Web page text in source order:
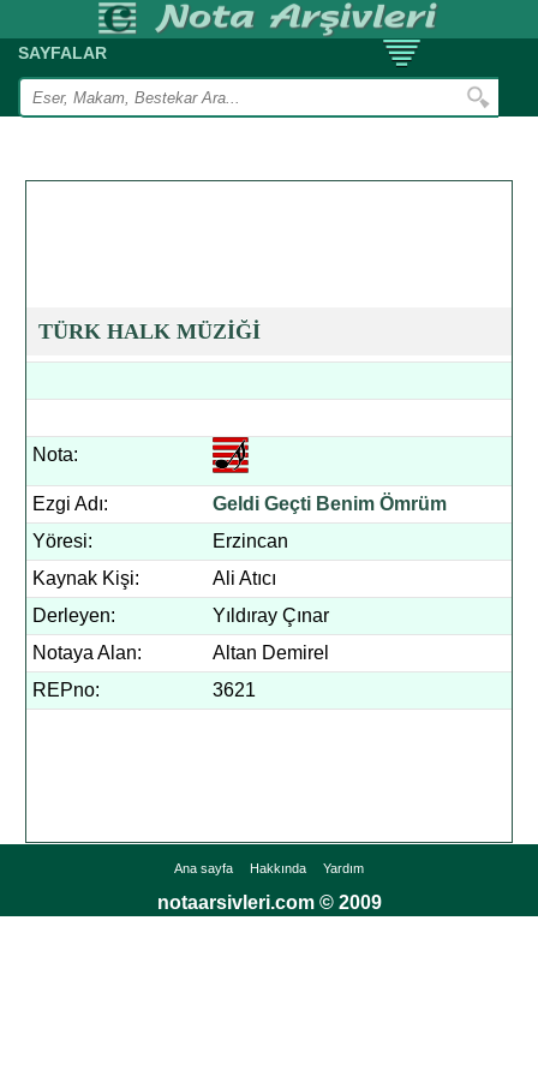
SAYFALAR
TÜRK HALK MÜZİĞİ
Nota:
Ezgi Adı:
Geldi Geçti Benim Ömrüm
Yöresi:
Erzincan
Kaynak Kişi:
Ali Atıcı
Derleyen:
Yıldıray Çınar
Notaya Alan:
Altan Demirel
REPno:
3621
Ana sayfa Hakkında Yardım
notaarsivleri.com © 2009